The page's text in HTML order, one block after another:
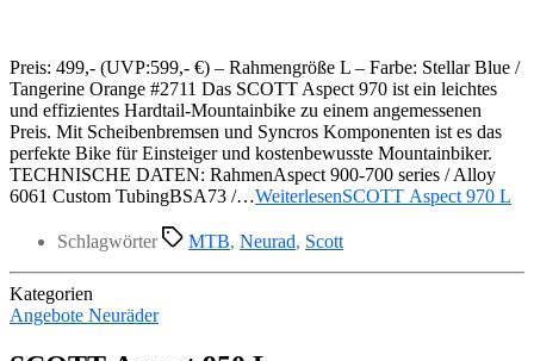
Preis: 499,- (UVP:599,- €) – Rahmengröße L – Farbe: Stellar Blue /
Tangerine Orange #2711 Das SCOTT Aspect 970 ist ein leichtes
und effizientes Hardtail-Mountainbike zu einem angemessenen
Preis. Mit Scheibenbremsen und Syncros Komponenten ist es das
perfekte Bike für Einsteiger und kostenbewusste Mountainbiker.
TECHNISCHE DATEN: RahmenAspect 900-700 series / Alloy
6061 Custom TubingBSA73 /…WeiterlesenSCOTT Aspect 970 L
Schlagwörter MTB, Neurad, Scott
Kategorien
Angebote Neuräder